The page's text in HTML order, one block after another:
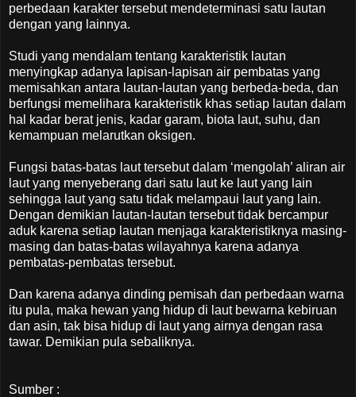
perbedaan karakter tersebut mendeterminasi satu lautan
dengan yang lainnya.
Studi yang mendalam tentang karakteristik lautan
menyingkap adanya lapisan-lapisan air pembatas yang
memisahkan antara lautan-lautan yang berbeda-beda, dan
berfungsi memelihara karakteristik khas setiap lautan dalam
hal kadar berat jenis, kadar garam, biota laut, suhu, dan
kemampuan melarutkan oksigen.
Fungsi batas-batas laut tersebut dalam ‘mengolah’ aliran air
laut yang menyeberang dari satu laut ke laut yang lain
sehingga laut yang satu tidak melampaui laut yang lain.
Dengan demikian lautan-lautan tersebut tidak bercampur
aduk karena setiap lautan menjaga karakteristiknya masing-
masing dan batas-batas wilayahnya karena adanya
pembatas-pembatas tersebut.
Dan karena adanya dinding pemisah dan perbedaan warna
itu pula, maka hewan yang hidup di laut bewarna kebiruan
dan asin, tak bisa hidup di laut yang airnya dengan rasa
tawar. Demikian pula sebaliknya.
Sumber :